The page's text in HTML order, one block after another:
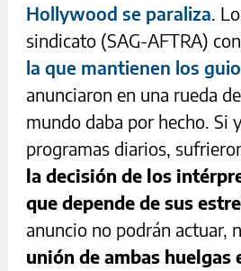
Hollywood se paraliza.
sindicato (SAG-AFTRA)
la que mantienen los
anunciaron en una rueda
mundo daba por hecho. Si
programas diarios,
la decisión de los
que depende de sus
anuncio no podrán actuar,
unión de ambas huelgas